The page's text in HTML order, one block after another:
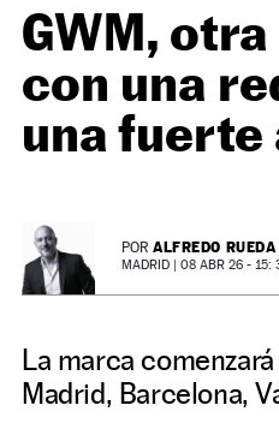
GWM,
con una
una
POR ALFREDO RUEDA
MADRID | 08 ABR 26 - 15:
La marca
Madrid, Barcelona,